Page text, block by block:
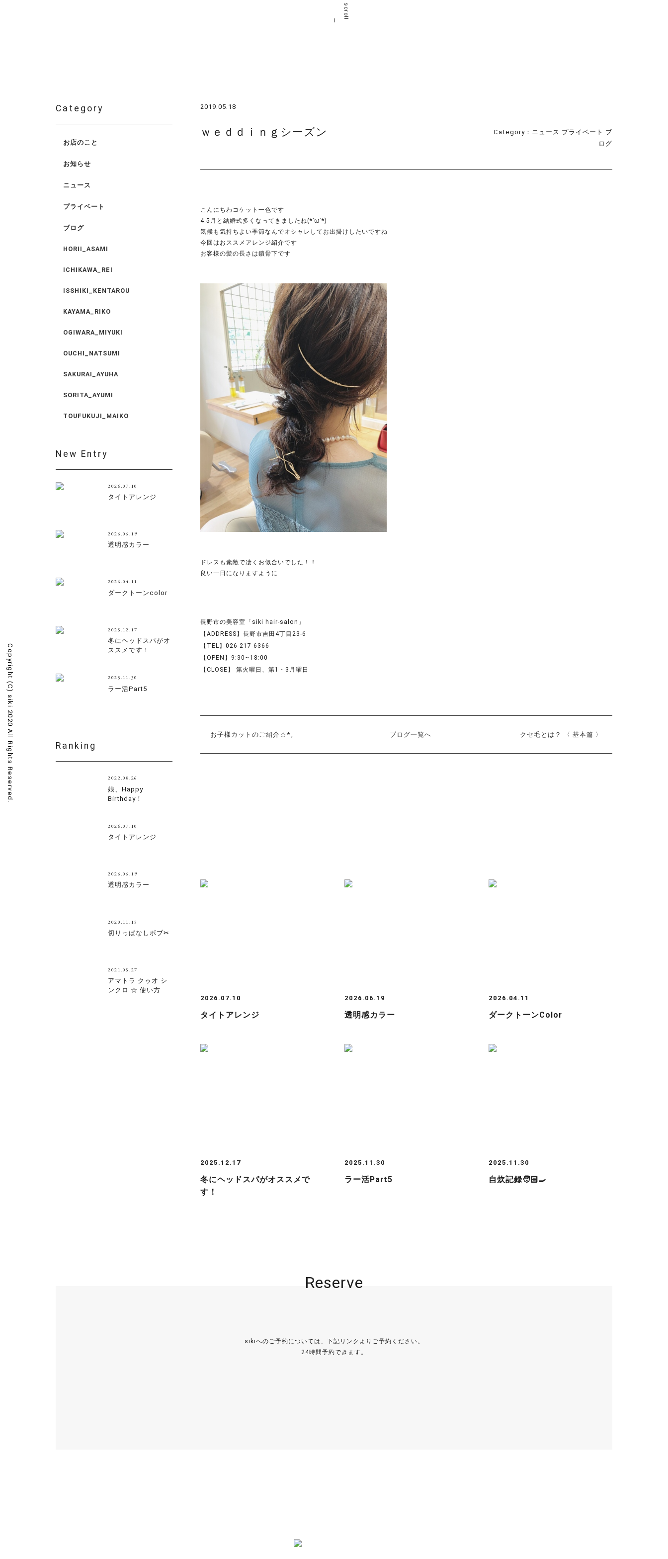
scroll
2019.05.18
ｗｅｄｄｉｎｇシーズン Category： ニュース プライベート ブ
ログ
こんにちわコケット一色です
4.5月と結婚式多くなってきましたね(*’ω’*)
気候も気持ちよい季節なんでオシャレしてお出掛けしたいですね
今回はおススメアレンジ紹介です
お客様の髪の長さは鎖骨下です
ドレスも素敵で凄くお似合いでした！！
良い一日になりますように
長野市の美容室「siki hair-salon」
【ADDRESS】長野市吉田4丁目23-6
【TEL】026-217-6366
【OPEN】9:30~18:00
【CLOSE】 第火曜日、第1・3月曜日
お子様カットのご紹介☆*。 ブログ一覧へ クセ毛とは？ 〈 基本篇 〉
2026.07.10
タイトアレンジ
2026.06.19
透明感カラー
2026.04.11
ダークトーンcolor
2025.12.17
冬にヘッドスパがオススメで
す！
2025.11.30
ラー活Part5
2025.11.30
自炊記録🧑🏻‍🍳
Category
お店のこと
お知らせ
ニュース
プライベート
ブログ
HORII_ASAMI
ICHIKAWA_REI
ISSHIKI_KENTAROU
KAYAMA_RIKO
OGIWARA_MIYUKI
OUCHI_NATSUMI
SAKURAI_AYUHA
SORITA_AYUMI
TOUFUKUJI_MAIKO
New Entry
2026.07.10
タイトアレンジ
2026.06.19
透明感カラー
2026.04.11
ダークトーンcolor
2025.12.17
冬にヘッドスパがオ
ススメです！
2025.11.30
ラー活Part5
Ranking
2022.08.26
娘、Happy
Birthday！
2026.07.10
タイトアレンジ
2026.06.19
透明感カラー
2020.11.13
切りっぱなしボブ✂
2021.05.27
アマトラ クゥオ シ
ンクロ ☆ 使い方
Reserve
sikiへのご予約については、下記リンクよりご予約ください。
24時間予約できます。
Copyright (C)
siki 2020 All Rights Reserved.